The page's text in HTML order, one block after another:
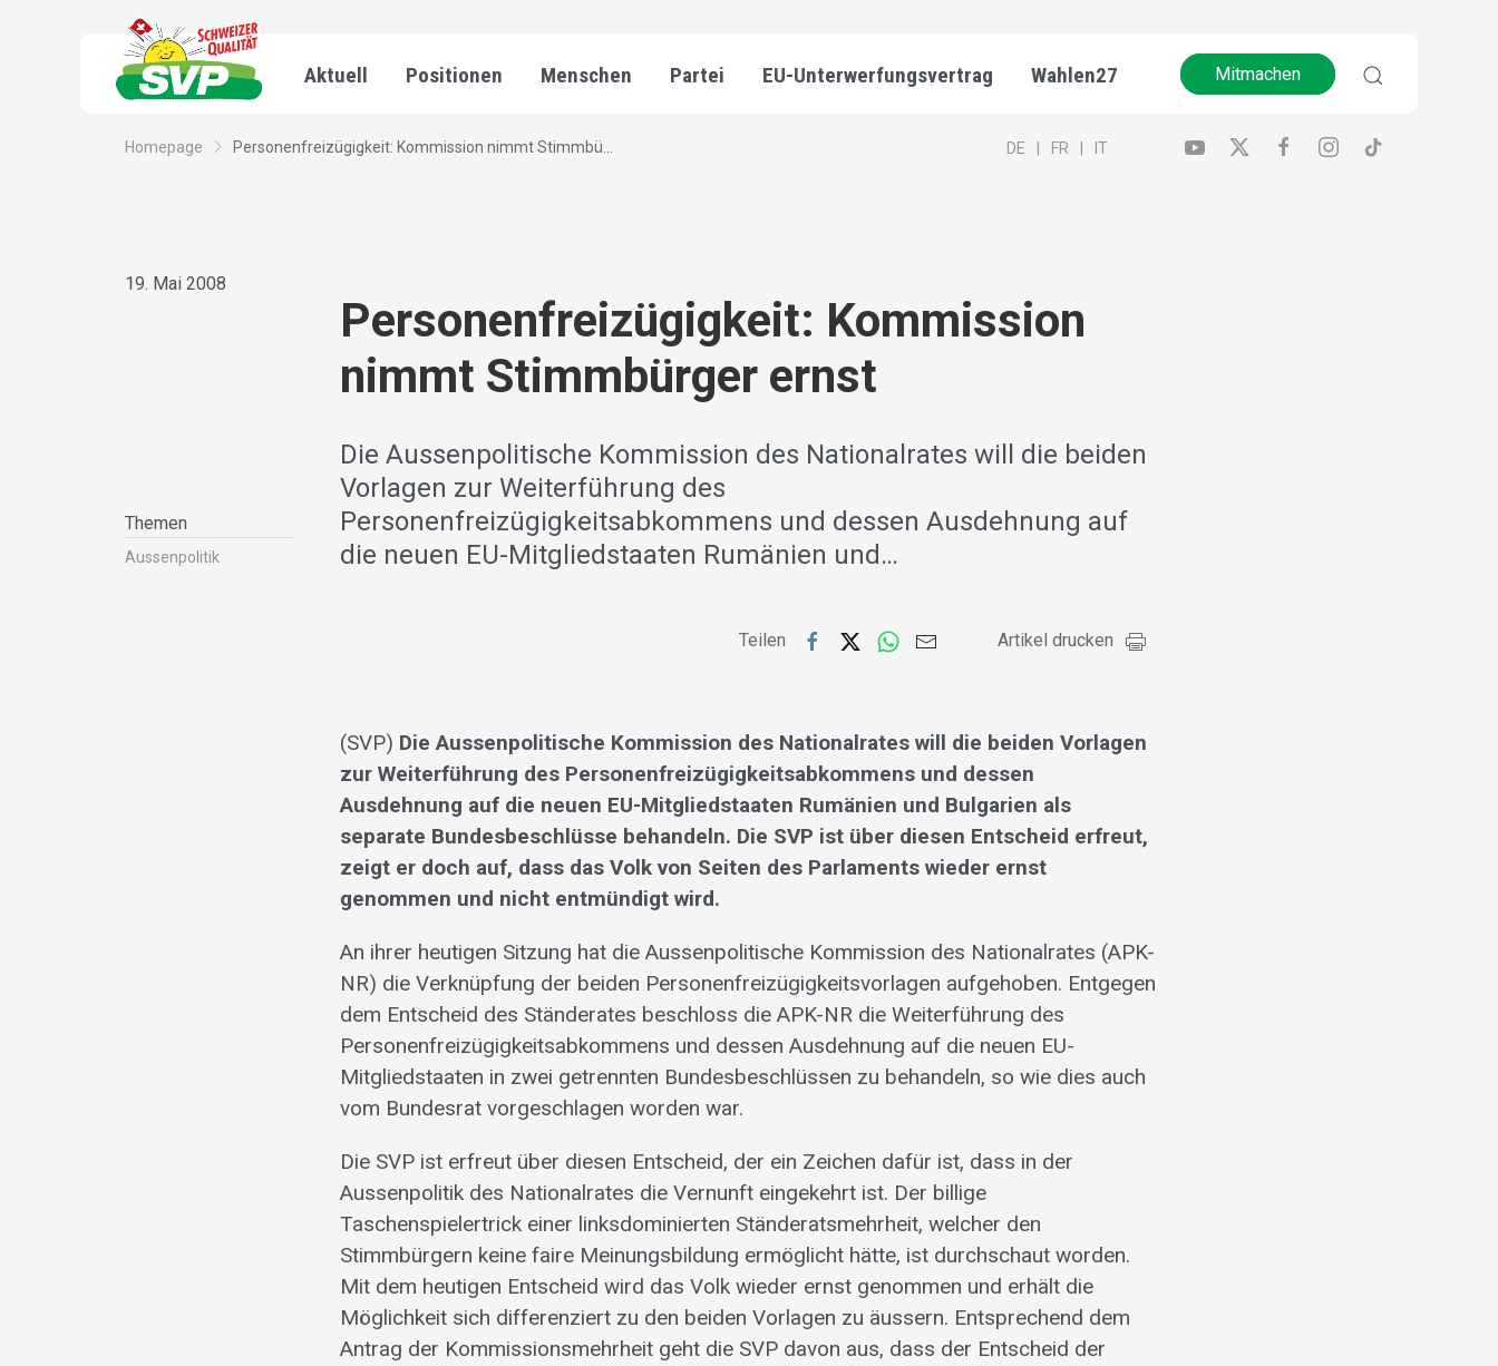
Aktuell Positionen Menschen Partei EU-Unterwerfungsvertrag Wahlen27 Mitmachen
Homepage Personenfreizügigkeit: Kommission nimmt Stimmbü... DE FR IT
19. Mai 2008
Themen
Aussenpolitik
Personenfreizügigkeit: Kommission
nimmt Stimmbürger ernst
Die Aussenpolitische Kommission des Nationalrates will die beiden
Vorlagen zur Weiterführung des
Personenfreizügigkeitsabkommens und dessen Ausdehnung auf
die neuen EU-Mitgliedstaaten Rumänien und…
Teilen Artikel drucken
(SVP) Die Aussenpolitische Kommission des Nationalrates will die beiden Vorlagen
zur Weiterführung des Personenfreizügigkeitsabkommens und dessen
Ausdehnung auf die neuen EU-Mitgliedstaaten Rumänien und Bulgarien als
separate Bundesbeschlüsse behandeln. Die SVP ist über diesen Entscheid erfreut,
zeigt er doch auf, dass das Volk von Seiten des Parlaments wieder ernst
genommen und nicht entmündigt wird.
An ihrer heutigen Sitzung hat die Aussenpolitische Kommission des Nationalrates (APK-
NR) die Verknüpfung der beiden Personenfreizügigkeitsvorlagen aufgehoben. Entgegen
dem Entscheid des Ständerates beschloss die APK-NR die Weiterführung des
Personenfreizügigkeitsabkommens und dessen Ausdehnung auf die neuen EU-
Mitgliedstaaten in zwei getrennten Bundesbeschlüssen zu behandeln, so wie dies auch
vom Bundesrat vorgeschlagen worden war.
Die SVP ist erfreut über diesen Entscheid, der ein Zeichen dafür ist, dass in der
Aussenpolitik des Nationalrates die Vernunft eingekehrt ist. Der billige
Taschenspielertrick einer linksdominierten Ständeratsmehrheit, welcher den
Stimmbürgern keine faire Meinungsbildung ermöglicht hätte, ist durchschaut worden.
Mit dem heutigen Entscheid wird das Volk wieder ernst genommen und erhält die
Möglichkeit sich differenziert zu den beiden Vorlagen zu äussern. Entsprechend dem
Antrag der Kommissionsmehrheit geht die SVP davon aus, dass der Entscheid der